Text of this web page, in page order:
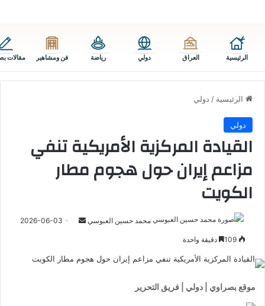
الرئيسية العراق دولي رياضة فن ومشاهير مقالات
الرئيسية / دولي
دولي
القيادة المركزية الأمريكية تنفي
مزاعم إيران حول هجوم مطار
الكويت
محمد حسين العبوسي
أرسل 2026-06-03
دقيقة واحدة
موقع بصراوي | دولي | فريق التحرير